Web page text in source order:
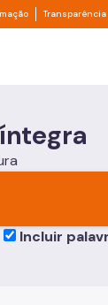
principal
Divisor de
Transparência
de
Incluir